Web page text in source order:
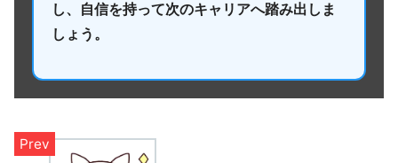
し、自信を持って次のキャリアへ踏み出しま
しょう。